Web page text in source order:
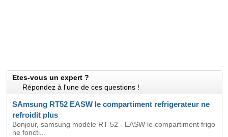
Etes-vous un expert ?
Répondez à l'une de ces questions !
SAmsung RT52 EASW le compartiment refrigerateur ne
refroidit plus
Bonjour, samsung modèle RT 52 - EASW le compartiment frigo
ne foncti...